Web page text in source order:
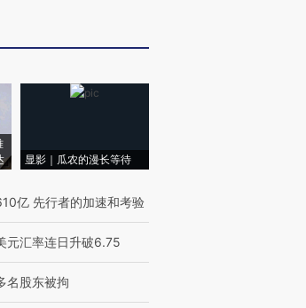
显影｜瓜农的漫长等待
亿 先行者的加速和考验
元汇率连日升破6.75
名股东被拘